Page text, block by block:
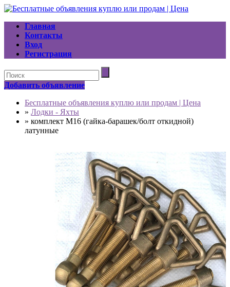
Главная
Контакты
Вход
Регистрация
Добавить объявление
Бесплатные объявления куплю или продам | Цена
» Лодки - Яхты
» комплект М16 (гайка-барашек/болт откидной)
латунные